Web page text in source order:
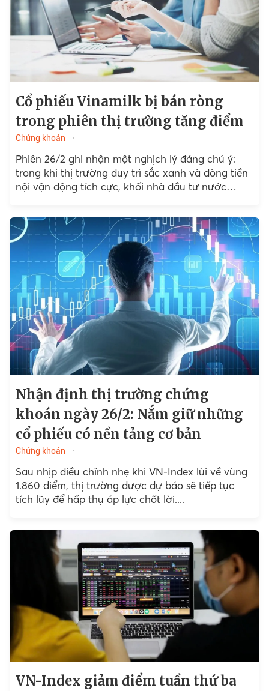
Cổ phiếu Vinamilk bị bán ròng
trong phiên thị trường tăng điểm
Chứng khoán
Phiên 26/2 ghi nhận một nghịch lý đáng chú ý:
trong khi thị trường duy trì sắc xanh và dòng tiền
nội vận động tích cực, khối nhà đầu tư nước
Nhận định thị trường chứng
khoán ngày 26/2: Nắm giữ những
cổ phiếu có nền tảng cơ bản
Chứng khoán
Sau nhịp điều chỉnh nhẹ khi VN-Index lùi về vùng
1.860 điểm, thị trường được dự báo sẽ tiếp tục
tích lũy để hấp thụ áp lực chốt lời....
VN-Index giảm điểm tuần thứ ba